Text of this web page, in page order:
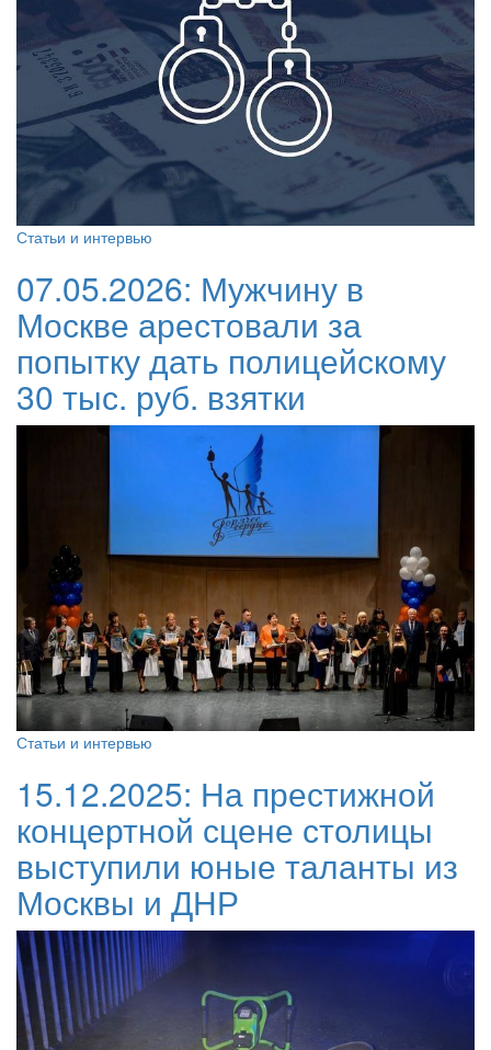
Статьи и интервью
07.05.2026: Мужчину в
Москве арестовали за
попытку дать полицейскому
30 тыс. руб. взятки
Статьи и интервью
15.12.2025: На престижной
концертной сцене столицы
выступили юные таланты из
Москвы и ДНР